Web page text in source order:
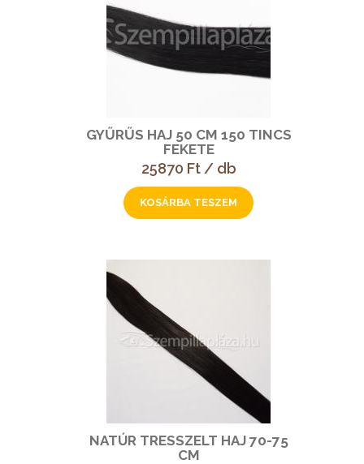
GYŰRŰS HAJ 50 CM 150 TINCS
FEKETE
25870 Ft / db
NATÚR TRESSZELT HAJ 70-75
CM